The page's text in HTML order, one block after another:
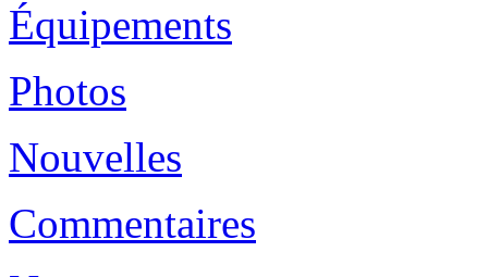
Équipements
Photos
Nouvelles
Commentaires